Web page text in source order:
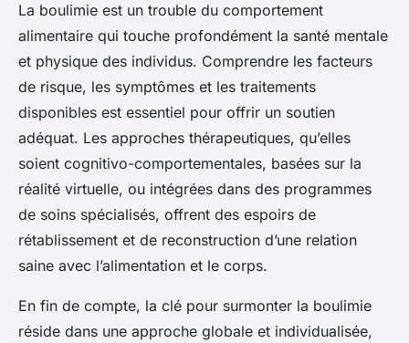
La boulimie est un trouble du comportement
alimentaire qui touche profondément la santé mentale
et physique des individus. Comprendre les facteurs
de risque, les symptômes et les traitements
disponibles est essentiel pour offrir un soutien
adéquat. Les approches thérapeutiques, qu’elles
soient cognitivo-comportementales, basées sur la
réalité virtuelle, ou intégrées dans des programmes
de soins spécialisés, offrent des espoirs de
rétablissement et de reconstruction d’une relation
saine avec l’alimentation et le corps.
En fin de compte, la clé pour surmonter la boulimie
réside dans une approche globale et individualisée,